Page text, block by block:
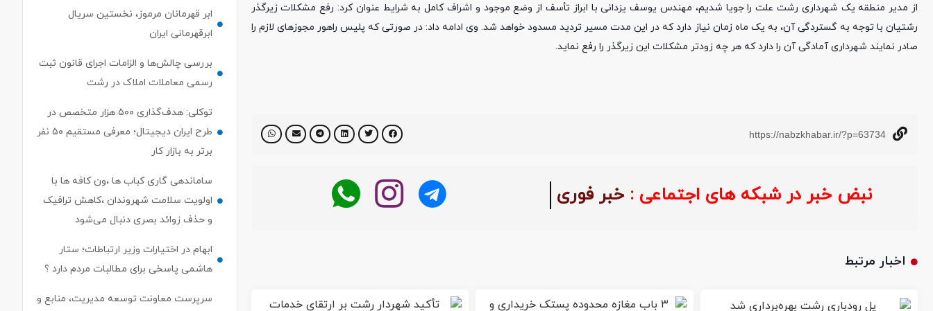
از مدیر منطقه یک شهرداری رشت علت را جویا شدیم، مهندس یوسف یزدانی با ابراز تأسف از وضع موجود و اشراف کامل به شرایط عنوان کرد: رفع مشکلات زیرگذر
رشتیان با توجه به گستردگی آن، به یک ماه زمان نیاز دارد که در این مدت مسیر تردید مسدود خواهد شد. وی ادامه داد: در صورتی که پلیس راهور مجوز‌های لازم را
صادر نمایند شهرداری آمادگی آن را دارد که هر چه زودتر مشکلات این زیرگذر را رفع نماید.
https://nabzkhabar.ir/?p=63734
نبض خبر در شبکه های اجتماعی : خبر فوری
اخبار مرتبط
ابر قهرمانان مرموز، نخستین سریال
ابرقهرمانی ایران
بررسی چالش‌ها و الزامات اجرای قانون ثبت
رسمی معاملات املاک در رشت
توکلی: هدف‌گذاری ۵۰۰ هزار متخصص در
طرح ایران دیجیتال؛ معرفی مستقیم ۵۰ نفر
برتر به بازار کار
ساماندهی گاری کباب ها ،ون کافه ها با
اولویت سلامت شهروندان ،کاهش ترافیک
و حذف زوائد بصری دنبال می‌شود
ابهام در اختیارات وزیر ارتباطات؛ ستار
هاشمی پاسخی برای مطالبات مردم دارد ؟
سرپرست معاونت توسعه مدیریت، منابع و